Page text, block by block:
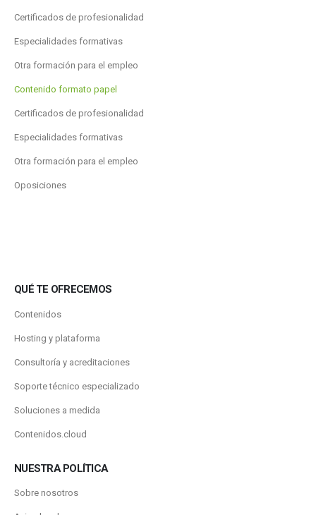
Certificados de profesionalidad
Especialidades formativas
Otra formación para el empleo
Contenido formato papel
Certificados de profesionalidad
Especialidades formativas
Otra formación para el empleo
Oposiciones
QUÉ TE OFRECEMOS
Contenidos
Hosting y plataforma
Consultoría y acreditaciones
Soporte técnico especializado
Soluciones a medida
Contenidos.cloud
NUESTRA POLÍTICA
Sobre nosotros